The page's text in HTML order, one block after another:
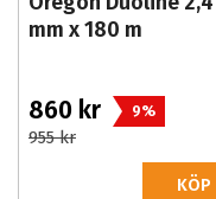
mm x 180 m
860 kr 9%
955 kr
KÖP